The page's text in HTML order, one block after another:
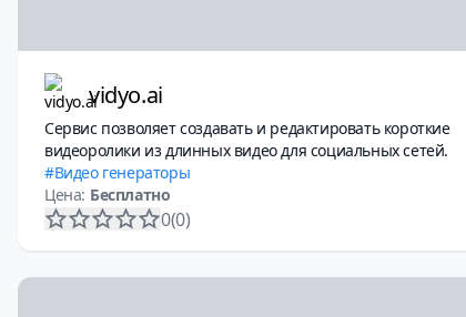
vidyo.ai
Сервис позволяет создавать и редактировать короткие
видеоролики из длинных видео для социальных сетей.
Видео генераторы
Цена: Бесплатно
0(0)